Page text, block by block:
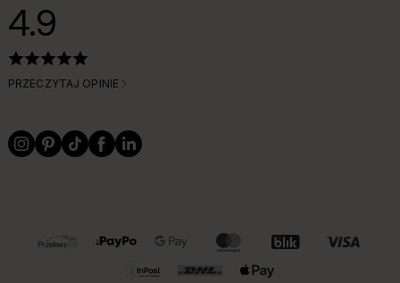
4.9
PRZECZYTAJ OPINIE
OBSŁUGIWANE FORMY PŁATNOŚCI I DOSTAWY